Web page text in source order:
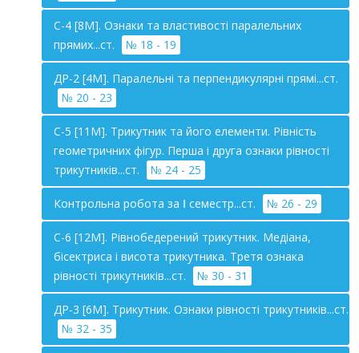
С-4 [8М]. Ознаки та властивості паралельних
прямих...ст.
№ 18 - 19
ДР-2 [4М]. Паралельні та перпендикулярні прямі...ст.
№ 20 - 23
С-5 [11М]. Трикутник та його елементи. Рівність
геометричних фігур. Перша і друга ознаки рівності
трикутників...ст.
№ 24 - 25
Контрольна робота за Ⅰ семестр...ст. № 26 - 29
С-6 [12М]. Рівнобедерений трикутник. Медіана,
бісектриса і висота трикутника. Третя ознака
рівності трикутників...ст.
№ 30 - 31
ДР-3 [6М]. Трикутник. Ознаки рівності трикутників...ст.
№ 32 - 35